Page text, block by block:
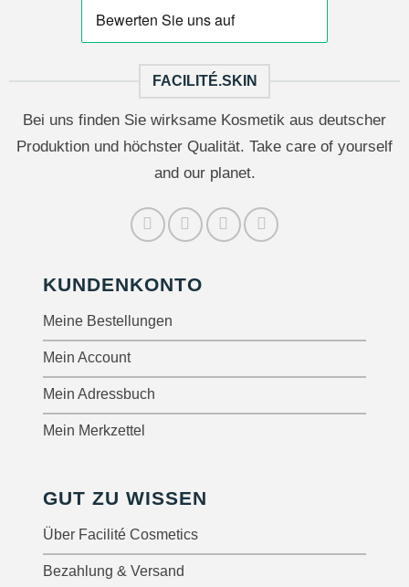
FACILITÉ.SKIN
Bei uns finden Sie wirksame Kosmetik aus deutscher
Produktion und höchster Qualität. Take care of yourself
and our planet.
KUNDENKONTO
Meine Bestellungen
Mein Account
Mein Adressbuch
Mein Merkzettel
GUT ZU WISSEN
Über Facilité Cosmetics
Bezahlung & Versand